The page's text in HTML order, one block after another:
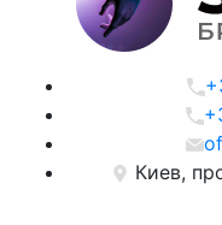
Киев,